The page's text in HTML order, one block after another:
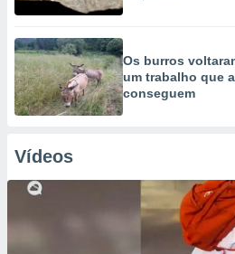
Os burros
um trabalho que
conseguem
Vídeos